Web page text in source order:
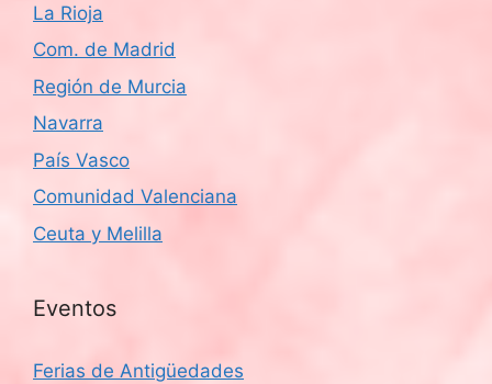
La Rioja
Com. de Madrid
Región de Murcia
Navarra
País Vasco
Comunidad Valenciana
Ceuta y Melilla
Eventos
Ferias de Antigüedades